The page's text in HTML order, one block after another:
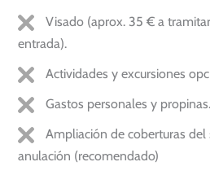
Visado (aprox. 35 € a
entrada).
Actividades y excursiones
Gastos personales y propinas.
Ampliación de coberturas del
anulación (recomendado)